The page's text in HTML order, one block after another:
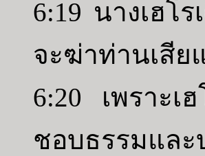
6:19 นางเฮโ
จะฆ่าท่านเสีย
6:20 เพราะเ
ชอบธรรมแล